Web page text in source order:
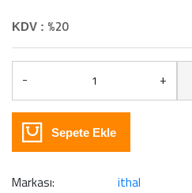
KDV : %20
- +
Sepete Ekle
Markası: ithal